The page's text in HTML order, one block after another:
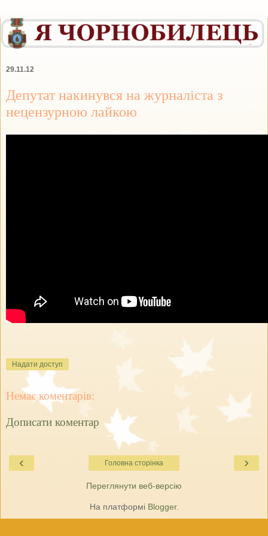
29.11.12
Депутат накинувся на журналіста з
нецензурною лайкою
Надати доступ
Немає коментарів:
Дописати коментар
‹ ›
Головна сторінка
Переглянути веб-версію
На платформі Blogger.